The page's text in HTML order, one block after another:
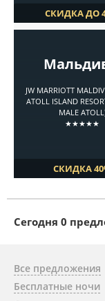
СКИДКА ДО
JW MARRIOTT
ATOLL ISLAND
MALE
★★★★★
СКИДКА
Cегодня 0
Все предложения
Бесплатные ночи